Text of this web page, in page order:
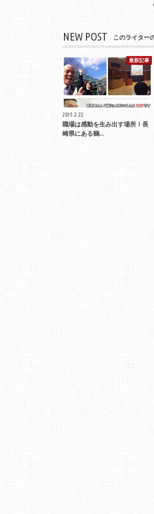
NEW POST このライター
最新記事
2015.2.22
職場は感動を生み出す場所！長
崎県にある鶴...